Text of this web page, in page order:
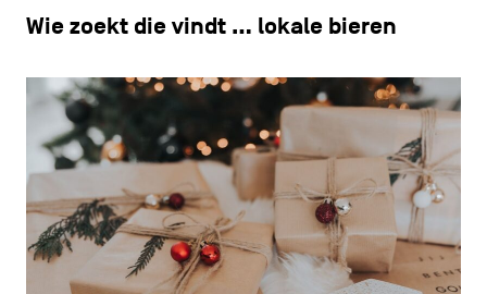
Wie zoekt die vindt … lokale bieren